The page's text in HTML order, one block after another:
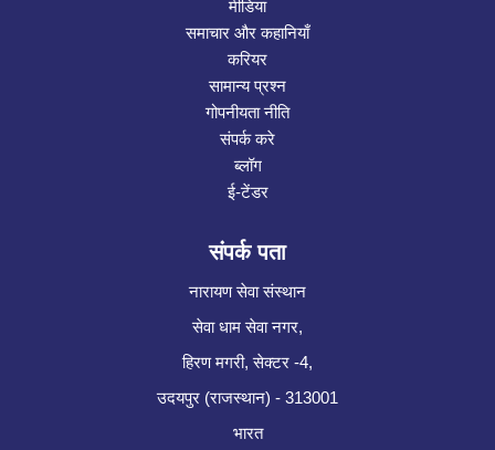
मीडिया
समाचार और कहानियाँ
करियर
सामान्य प्रश्न
गोपनीयता नीति
संपर्क करे
ब्लॉग
ई-टेंडर
संपर्क पता
नारायण सेवा संस्थान
सेवा धाम सेवा नगर,
हिरण मगरी, सेक्टर -4,
उदयपुर (राजस्थान) - 313001
भारत